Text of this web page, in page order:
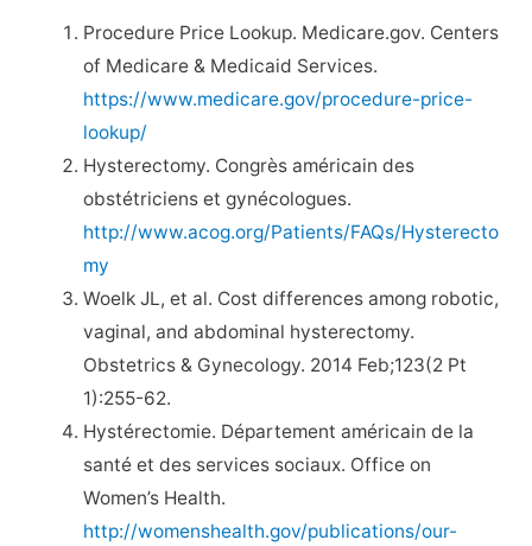
Procedure Price Lookup. Medicare.gov. Centers
of Medicare & Medicaid Services.
https://www.medicare.gov/procedure-price-
lookup/
Hysterectomy. Congrès américain des
obstétriciens et gynécologues.
http://www.acog.org/Patients/FAQs/Hysterecto
my
Woelk JL, et al. Cost differences among robotic,
vaginal, and abdominal hysterectomy.
Obstetrics & Gynecology. 2014 Feb;123(2 Pt
1):255-62.
Hystérectomie. Département américain de la
santé et des services sociaux. Office on
Women’s Health.
http://womenshealth.gov/publications/our-